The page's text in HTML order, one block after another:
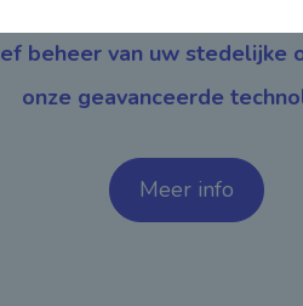
beheer van uw stedelijke
onze geavanceerde
Meer info